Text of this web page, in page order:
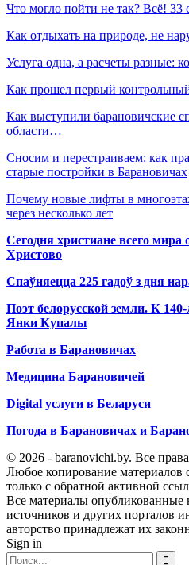
Что могло пойти не так? Всё!
Как отдыхать на природе, не
Услуга одна, а расчеты разные:
Как прошел первый
Как выступили барановичские
области…
Сносим и перестраиваем: как
старые постройки в Барановичах
Почему новые лифты в
через несколько лет
Сегодня христиане всего
Христово
Спаўняецца 225 гадоў з дня
Поэт белорусской земли. К
Янки Купалы
Работа в Барановичах
Медицина Барановичей
Digital услуги в Беларуси
Погода в Барановичах и
© 2026 - baranovichi.by. Все
Любое копирование материалов
только с обратной активной
Все материалы опубликованные
источников и других порталов
авторство принадлежат их
Sign in